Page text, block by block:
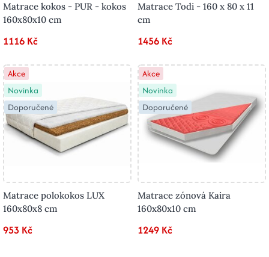
Matrace kokos - PUR - kokos
160x80x10 cm
1116 Kč
Matrace Todi - 160 x 80 x 11
cm
1456 Kč
Akce
Novinka
Doporučené
Matrace polokokos LUX
160x80x8 cm
953 Kč
Akce
Novinka
Doporučené
Matrace zónová Kaira
160x80x10 cm
1249 Kč